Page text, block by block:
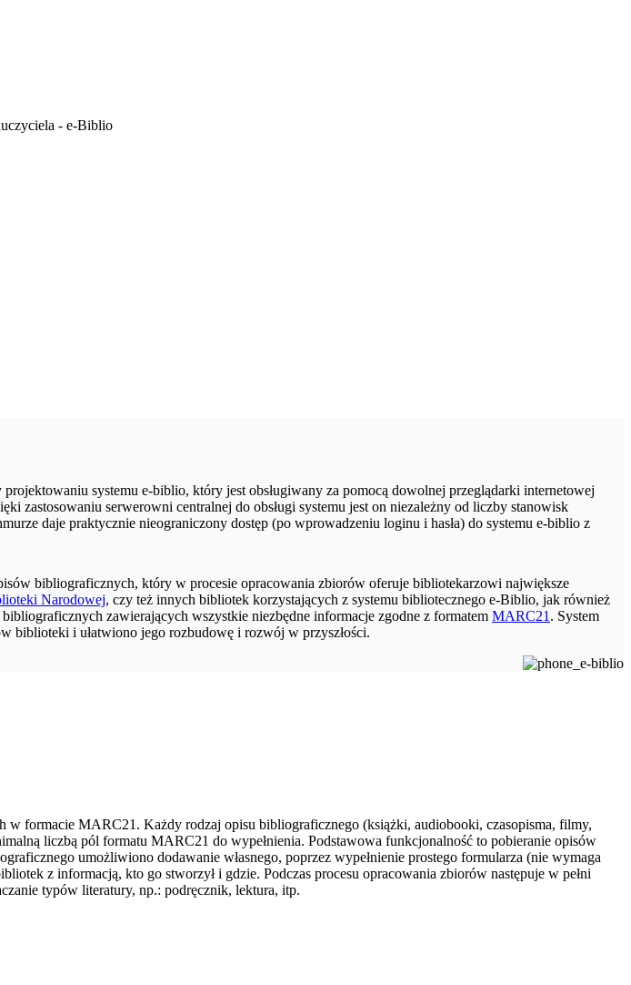
systemu e-biblio, który jest obsługiwany za pomocą dowolnej przeglądarki internetowej
zastosowaniu serwerowni centralnej do obsługi systemu jest on niezależny od liczby stanowisk
daje praktycznie nieograniczony dostęp (po wprowadzeniu loginu i hasła) do systemu e-biblio z
bibliograficznych, który w procesie opracowania zbiorów oferuje bibliotekarzowi największe
Narodowej, czy też innych bibliotek korzystających z systemu bibliotecznego e-Biblio, jak również
zawierających wszystkie niezbędne informacje zgodne z formatem MARC21 . System
biblioteki i ułatwiono jego rozbudowę i rozwój w przyszłości.
w formacie MARC21. Każdy rodzaj opisu bibliograficznego (książki, audiobooki, czasopisma, filmy,
liczbą pól formatu MARC21 do wypełnienia. Podstawowa funkcjonalność to pobieranie opisów
umożliwiono dodawanie własnego, poprzez wypełnienie prostego formularza (nie wymaga
z informacją, kto go stworzył i gdzie. Podczas procesu opracowania zbiorów następuje w pełni
typów literatury, np.: podręcznik, lektura, itp.